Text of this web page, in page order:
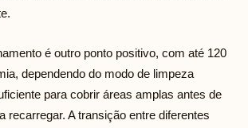
é outro ponto positivo, com até 120
dependendo do modo de limpeza
para cobrir áreas amplas antes de
recarregar. A transição entre diferentes